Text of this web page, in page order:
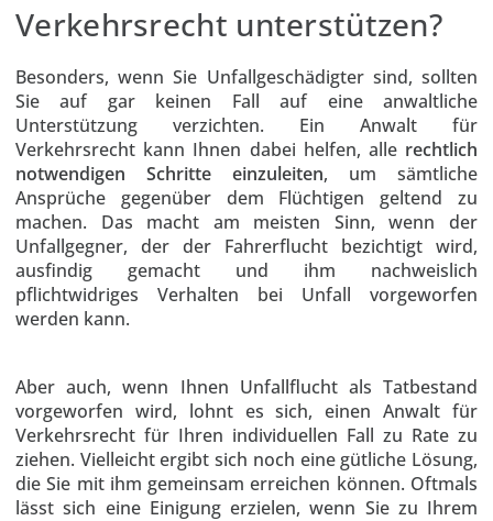
Verkehrsrecht unterstützen?
Besonders, wenn Sie Unfallgeschädigter sind, sollten
Sie auf gar keinen Fall auf eine anwaltliche
Unterstützung verzichten. Ein Anwalt für
Verkehrsrecht kann Ihnen dabei helfen, alle rechtlich
notwendigen Schritte einzuleiten, um sämtliche
Ansprüche gegenüber dem Flüchtigen geltend zu
machen. Das macht am meisten Sinn, wenn der
Unfallgegner, der der Fahrerflucht bezichtigt wird,
ausfindig gemacht und ihm nachweislich
pflichtwidriges Verhalten bei Unfall vorgeworfen
werden kann.
Aber auch, wenn Ihnen Unfallflucht als Tatbestand
vorgeworfen wird, lohnt es sich, einen Anwalt für
Verkehrsrecht für Ihren individuellen Fall zu Rate zu
ziehen. Vielleicht ergibt sich noch eine gütliche Lösung,
die Sie mit ihm gemeinsam erreichen können. Oftmals
lässt sich eine Einigung erzielen, wenn Sie zu Ihrem